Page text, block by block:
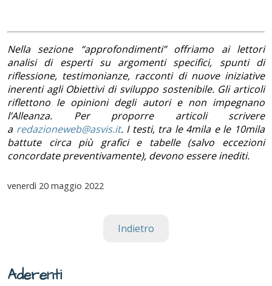
Nella sezione “approfondimenti” offriamo ai lettori
analisi di esperti su argomenti specifici, spunti di
riflessione, testimonianze, racconti di nuove iniziative
inerenti agli Obiettivi di sviluppo sostenibile. Gli articoli
riflettono le opinioni degli autori e non impegnano
l’Alleanza. Per proporre articoli scrivere
a redazioneweb@asvis.it. I testi, tra le 4mila e le 10mila
battute circa più grafici e tabelle (salvo eccezioni
concordate preventivamente), devono essere inediti.
venerdì 20 maggio 2022
Indietro
Aderenti